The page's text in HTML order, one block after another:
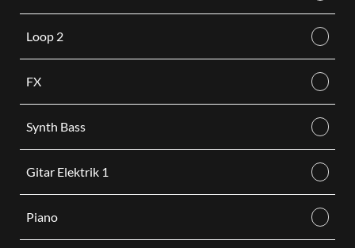
Loop 2
FX
Synth Bass
Gitar Elektrik 1
Piano